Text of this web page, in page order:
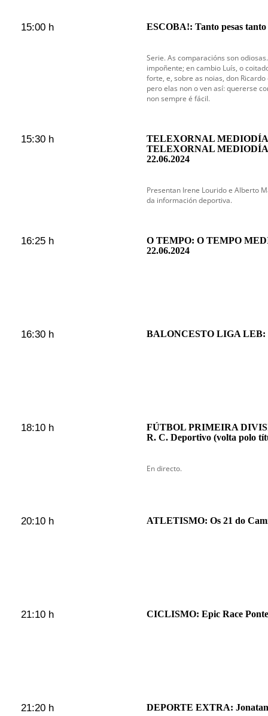
15:00 h ESCOBA!: Tanto pesas tanto
Serie. As comparacións son
impoñente; en cambio Luís, o
forte, e, sobre as noias, don
pero elas non o ven así: quererse
non sempre é fácil.
15:30 h
TELEXORNAL
TELEXORNAL
22.06.2024
Presentan Irene Lourido e Alberto
da información deportiva.
16:25 h
O TEMPO: O TEMPO
22.06.2024
16:30 h BALONCESTO LIGA LEB:
18:10 h
FÚTBOL PRIMEIRA
R. C. Deportivo (volta polo
En directo.
20:10 h ATLETISMO: Os 21 do
21:10 h CICLISMO: Epic Race
21:20 h DEPORTE EXTRA: